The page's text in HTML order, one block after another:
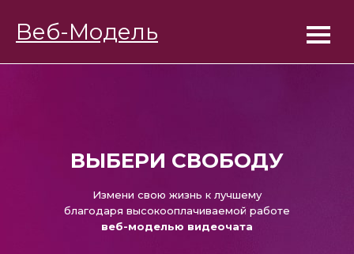
Веб-Модель
BongaModels Работа веб-моделью
ВЫБЕРИ СВОБОДУ
Измени свою жизнь к лучшему
благодаря высокооплачиваемой работе
веб-моделью видеочата